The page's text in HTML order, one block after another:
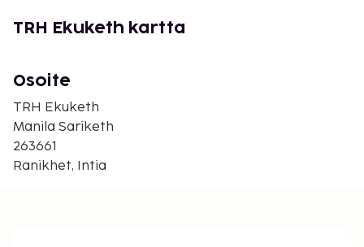
TRH Ekuketh kartta
Osoite
TRH Ekuketh
Manila Sariketh
263661
Ranikhet, Intia